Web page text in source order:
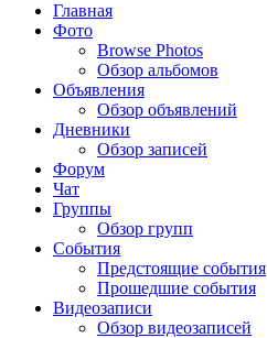
Главная
Фото
Browse Photos
Обзор альбомов
Объявления
Обзор объявлений
Дневники
Обзор записей
Форум
Чат
Группы
Обзор групп
События
Предстоящие события
Прошедшие события
Видеозаписи
Обзор видеозаписей